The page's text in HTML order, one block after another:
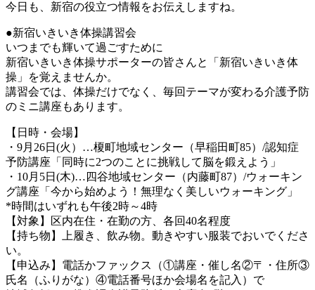
今日も、新宿の役立つ情報をお伝えしますね。
●新宿いきいき体操講習会
いつまでも輝いて過ごすために
新宿いきいき体操サポーターの皆さんと「新宿いきいき体
操」を覚えませんか。
講習会では、体操だけでなく、毎回テーマが変わる介護予防
のミニ講座もあります。
【日時・会場】
・9月26日(火）…榎町地域センター（早稲田町85）/認知症
予防講座「同時に2つのことに挑戦して脳を鍛えよう」
・10月5日(木)…四谷地域センター（内藤町87）/ウォーキン
グ講座「今から始めよう！無理なく美しいウォーキング」
*時間はいずれも午後2時～4時
【対象】区内在住・在勤の方、各回40名程度
【持ち物】上履き、飲み物。動きやすい服装でおいでくださ
い。
【申込み】電話かファックス（①講座・催し名②〒・住所③
氏名（ふりがな）④電話番号ほか会場名を記入）で